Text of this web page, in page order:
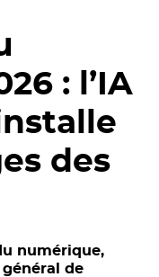
: l’IA
des
numérique,
général de